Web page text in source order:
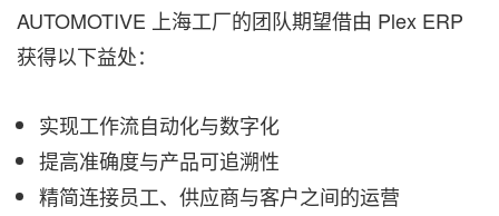
AUTOMOTIVE 上海工厂的团队期望借由 Plex ERP
获得以下益处：
实现工作流自动化与数字化
提高准确度与产品可追溯性
精简连接员工、供应商与客户之间的运营